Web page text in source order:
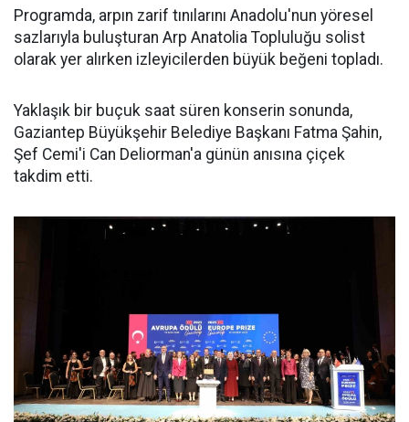
Programda, arpın zarif tınılarını Anadolu'nun yöresel
sazlarıyla buluşturan Arp Anatolia Topluluğu solist
olarak yer alırken izleyicilerden büyük beğeni topladı.
Yaklaşık bir buçuk saat süren konserin sonunda,
Gaziantep Büyükşehir Belediye Başkanı Fatma Şahin,
Şef Cemi'i Can Deliorman'a günün anısına çiçek
takdim etti.